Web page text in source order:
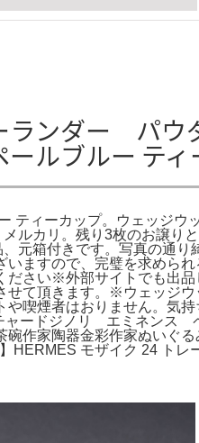
ランダー パ
ルブルー テ
ティーカップ。ウェッジ
ルカリ。残り3枚のお譲
元箱付きです。写真の通
ますので、完璧を求めら
ださい※外部サイトでも
て頂きます。※ウェッジ
喫煙者はおりません。気
ードジノリ エミネンス
作家陶器金彩作家ぬいぐ
HERMES モザイク 24 ト